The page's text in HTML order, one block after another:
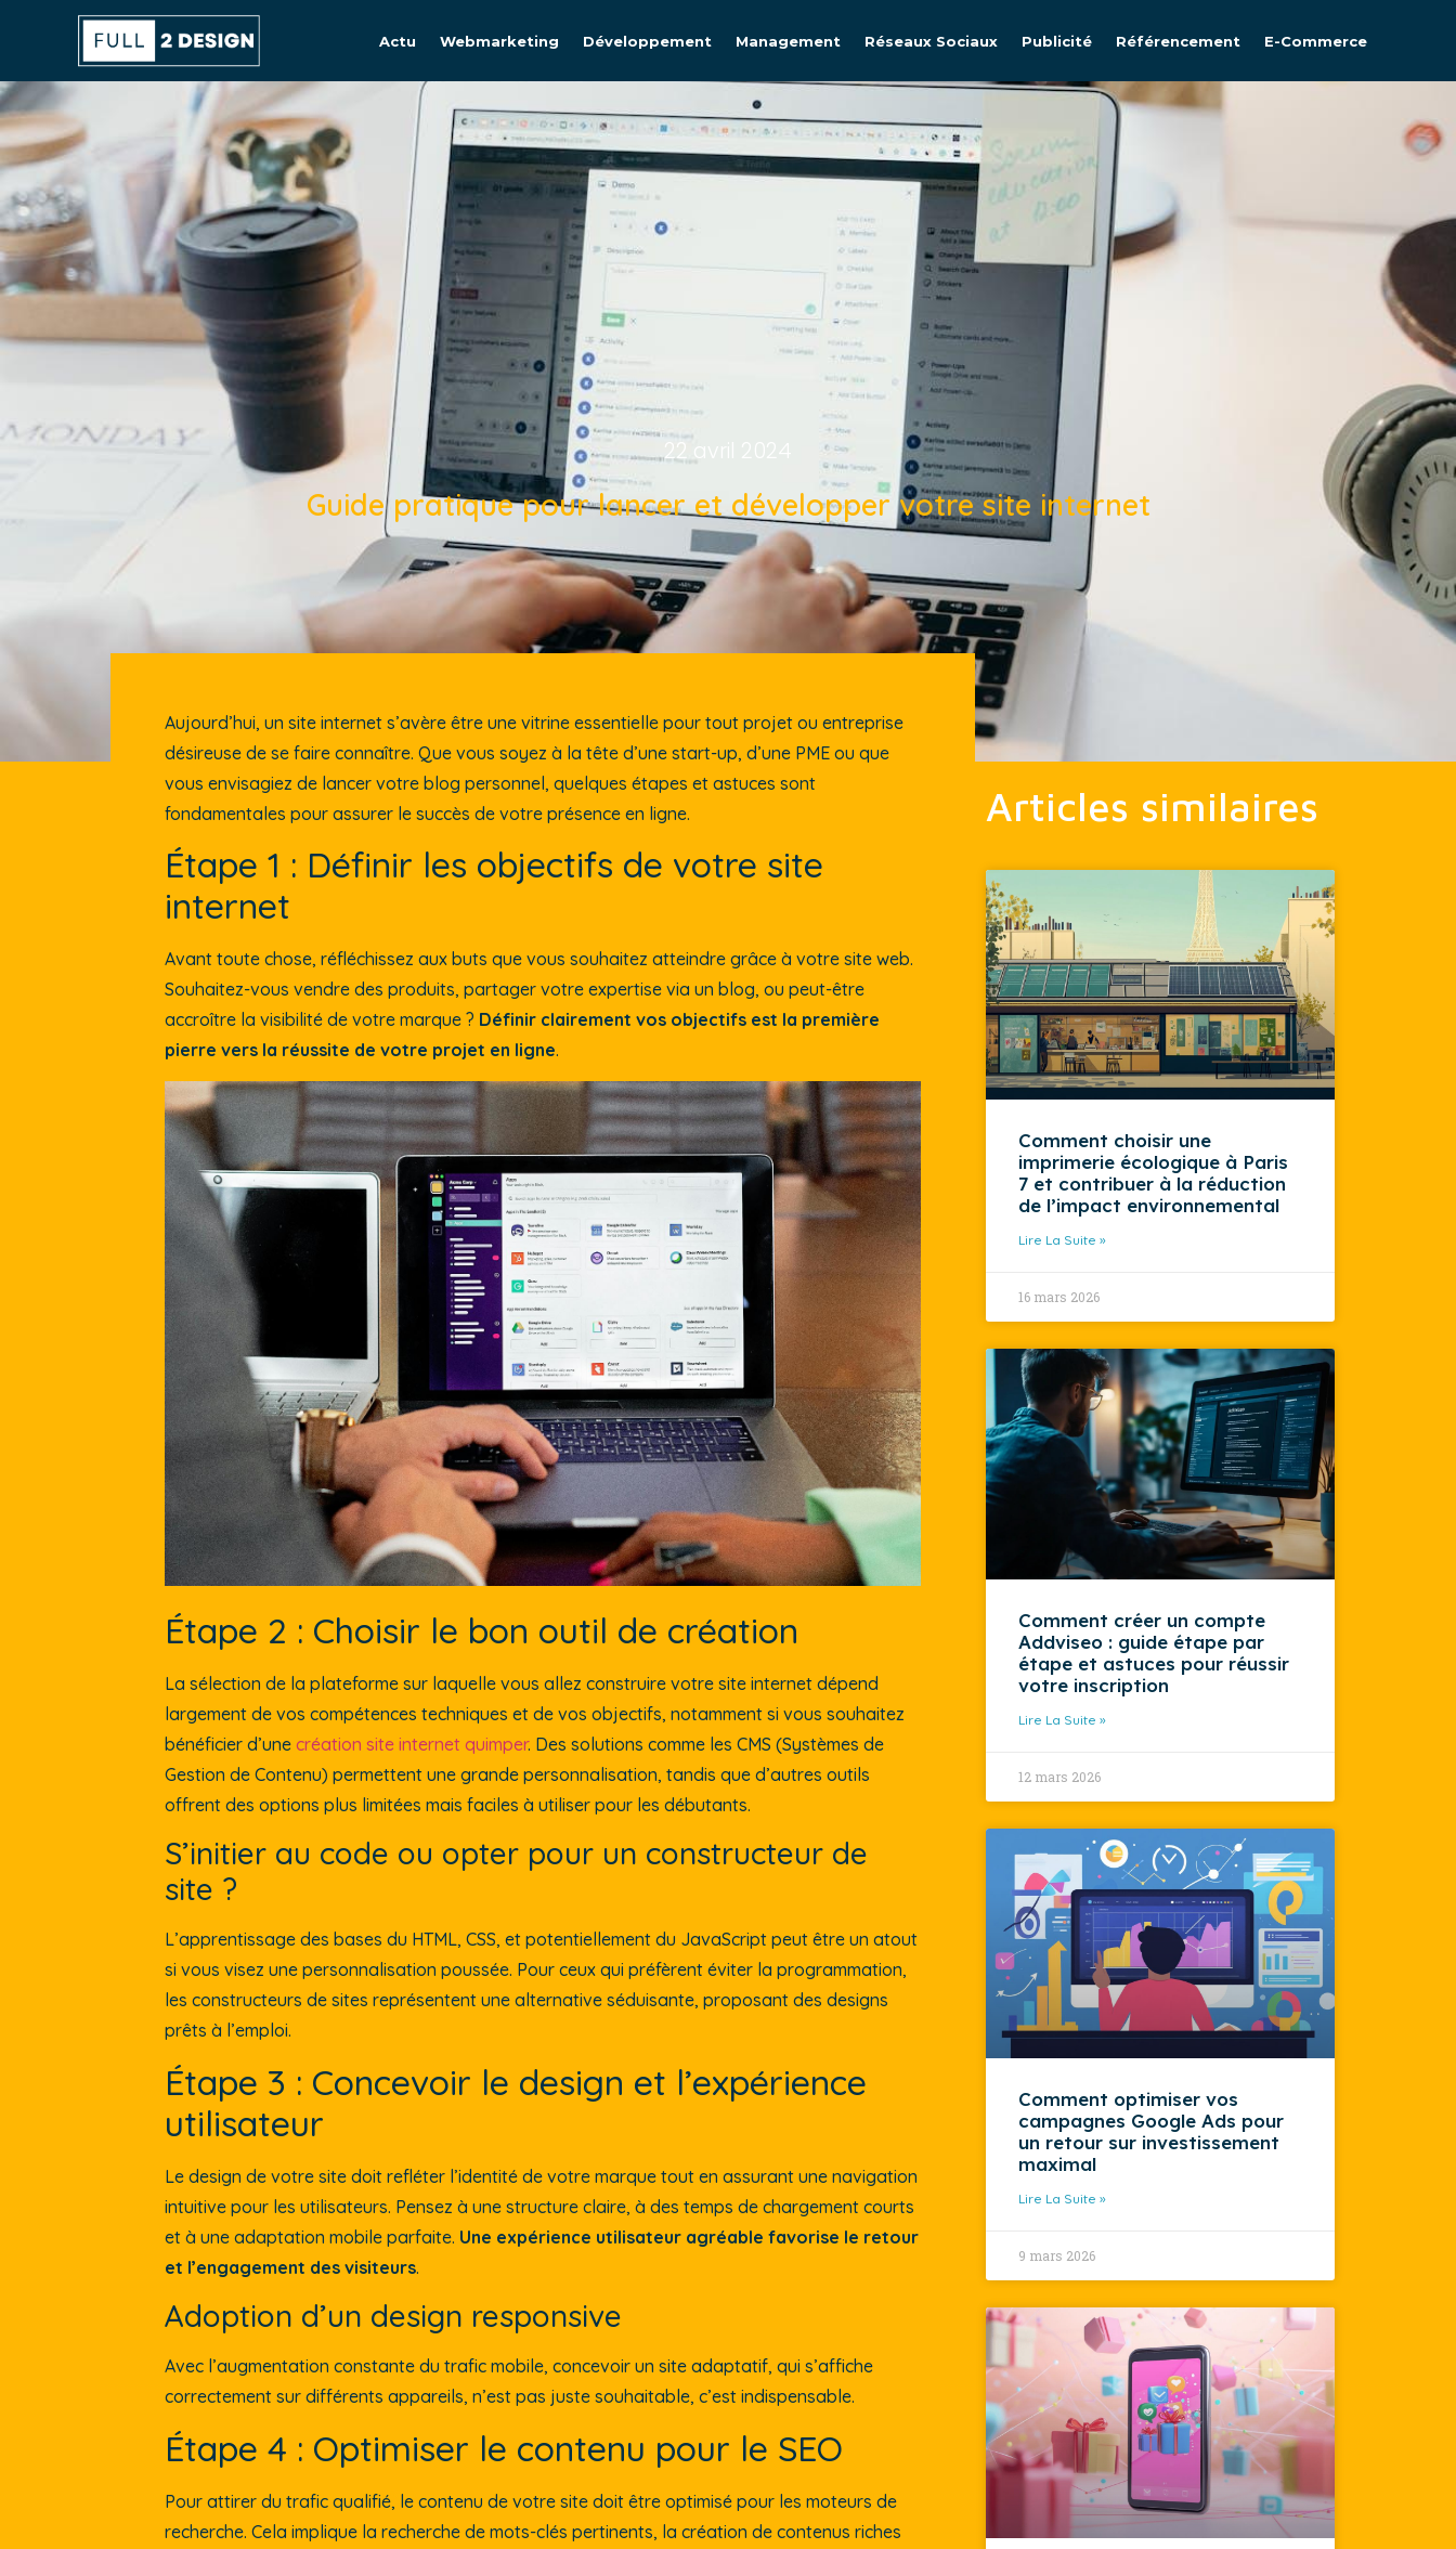
Actu Webmarketing Développement Management Réseaux Sociaux Publicité Référencement E-Commerce
22 avril 2024
Guide pratique pour lancer et développer votre site internet
Aujourd’hui, un site internet s’avère être une vitrine essentielle pour tout projet ou entreprise
désireuse de se faire connaître. Que vous soyez à la tête d’une start-up, d’une PME ou que
vous envisagiez de lancer votre blog personnel, quelques étapes et astuces sont
fondamentales pour assurer le succès de votre présence en ligne.
Étape 1 : Définir les objectifs de votre site
internet
Avant toute chose, réfléchissez aux buts que vous souhaitez atteindre grâce à votre site web.
Souhaitez-vous vendre des produits, partager votre expertise via un blog, ou peut-être
accroître la visibilité de votre marque ? Définir clairement vos objectifs est la première
pierre vers la réussite de votre projet en ligne.
Étape 2 : Choisir le bon outil de création
La sélection de la plateforme sur laquelle vous allez construire votre site internet dépend
largement de vos compétences techniques et de vos objectifs, notamment si vous souhaitez
bénéficier d’une création site internet quimper. Des solutions comme les CMS (Systèmes de
Gestion de Contenu) permettent une grande personnalisation, tandis que d’autres outils
offrent des options plus limitées mais faciles à utiliser pour les débutants.
S’initier au code ou opter pour un constructeur de
site ?
L’apprentissage des bases du HTML, CSS, et potentiellement du JavaScript peut être un atout
si vous visez une personnalisation poussée. Pour ceux qui préfèrent éviter la programmation,
les constructeurs de sites représentent une alternative séduisante, proposant des designs
prêts à l’emploi.
Étape 3 : Concevoir le design et l’expérience
utilisateur
Le design de votre site doit refléter l’identité de votre marque tout en assurant une navigation
intuitive pour les utilisateurs. Pensez à une structure claire, à des temps de chargement courts
et à une adaptation mobile parfaite. Une expérience utilisateur agréable favorise le retour
et l’engagement des visiteurs.
Adoption d’un design responsive
Avec l’augmentation constante du trafic mobile, concevoir un site adaptatif, qui s’affiche
correctement sur différents appareils, n’est pas juste souhaitable, c’est indispensable.
Étape 4 : Optimiser le contenu pour le SEO
Pour attirer du trafic qualifié, le contenu de votre site doit être optimisé pour les moteurs de
recherche. Cela implique la recherche de mots-clés pertinents, la création de contenus riches
Articles similaires
Comment choisir une
imprimerie écologique à Paris
7 et contribuer à la réduction
de l’impact environnemental
Lire La Suite »
16 mars 2026
Comment créer un compte
Addviseo : guide étape par
étape et astuces pour réussir
votre inscription
Lire La Suite »
12 mars 2026
Comment optimiser vos
campagnes Google Ads pour
un retour sur investissement
maximal
Lire La Suite »
9 mars 2026